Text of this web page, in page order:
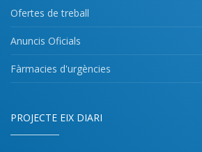
Ofertes de treball
Anuncis Oficials
Fàrmacies d'urgències
PROJECTE EIX DIARI